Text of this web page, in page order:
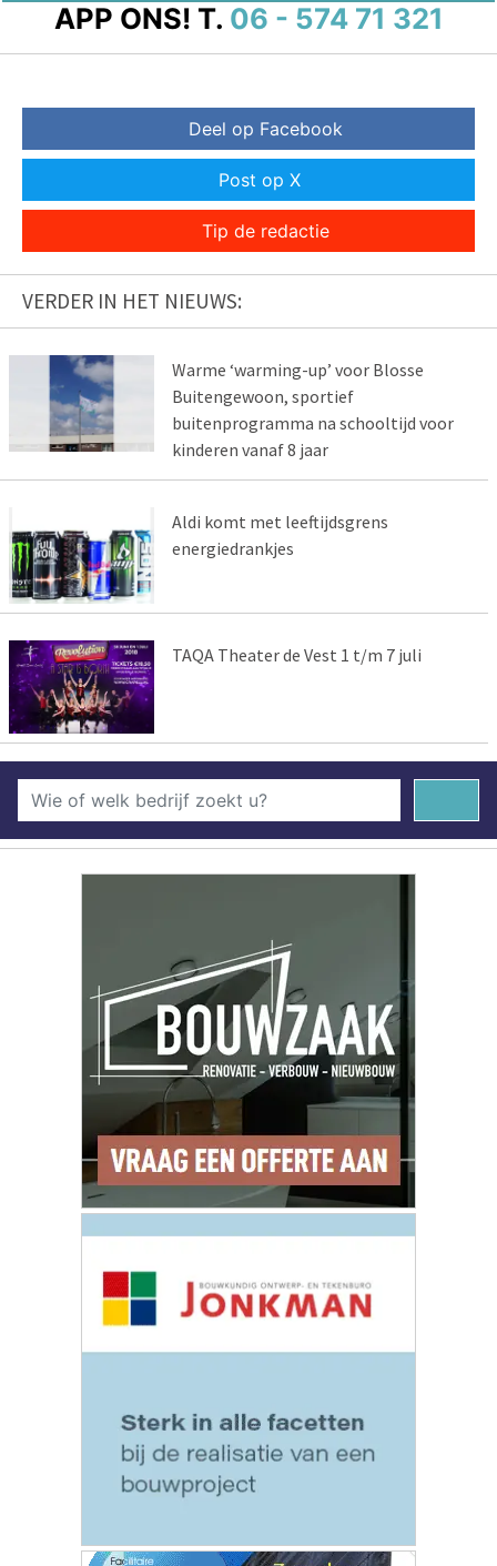
APP ONS! T. 06 - 574 71 321
Deel op Facebook
Post op X
Tip de redactie
VERDER IN HET NIEUWS:
Warme ‘warming-up’ voor Blosse
Buitengewoon, sportief
buitenprogramma na schooltijd voor
kinderen vanaf 8 jaar
Aldi komt met leeftijdsgrens
energiedrankjes
TAQA Theater de Vest 1 t/m 7 juli